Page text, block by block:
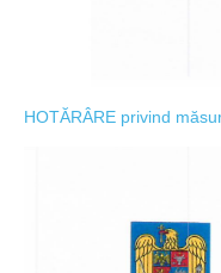
HOTĂRÂRE privind